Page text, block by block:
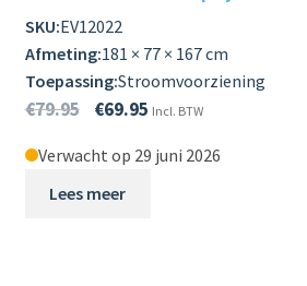
SKU:EV12022
Afmeting:181 × 77 × 167 cm
Toepassing:Stroomvoorziening
€79.95 €69.95 Incl. BTW
Verwacht op 29 juni 2026
Lees meer